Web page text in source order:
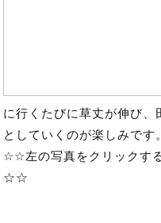
に行くたびに草丈が伸び、
としていくのが楽しみです。
☆☆左の写真をクリックす
☆☆